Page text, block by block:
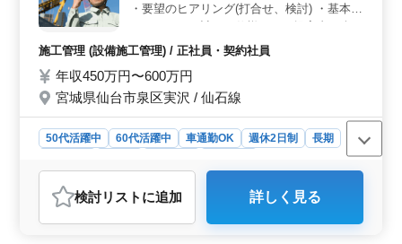
活躍＞ 20代から70代まで幅広い年齢層が活躍してお
り、特に70代のスタッフも元気に勤務中です。年齢を問
わず長く働ける職場です。新潟市内での勤務で地域に根
ざして働けるため、地元で腰を据えて働きたい方に適し
ています。
・要望のヒアリング(打合せ、検討) ・基本事
見積作成 ・設計・施工図作成、諸手続き ・
安全管理、品質管理、予算・工程管理など
・竣工後検査、引渡し ★シニア層活躍
中！！！※50代、60代社員活躍中
施工管理 (設備施工管理) / 正社員・契約社員
年収450万円〜600万円
宮城県仙台市泉区実沢 / 仙石線
50代活躍中 60代活躍中 車通勤OK 週休2日制
長期
おすすめポイント
＜技術力向上のチャンス＞ 空調と給排水の施工管理の
求人。技術者としての専門性を高める絶好の機会を提供
検討リスト に追加 詳しく見る